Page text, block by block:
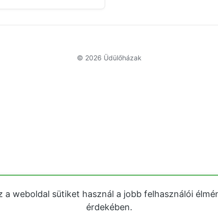
© 2026 Üdülőházak
a weboldal sütiket használ a jobb felhasználói
érdekében.